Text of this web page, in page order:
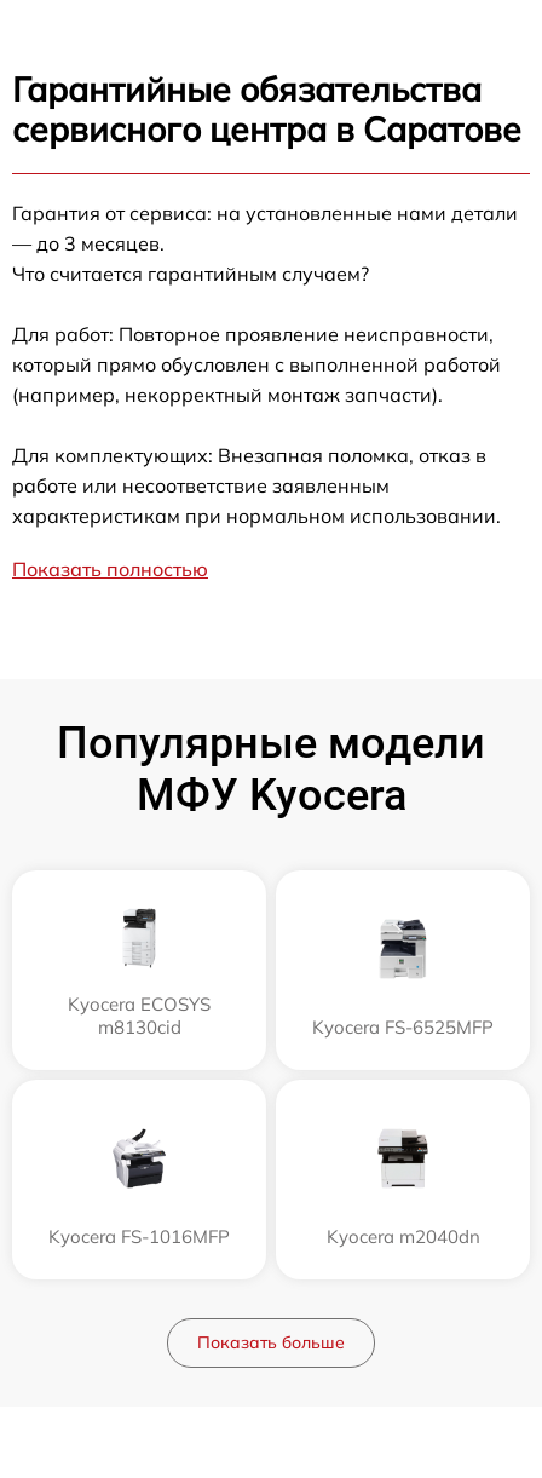
Гарантийные обязательства
сервисного центра в Саратове
Гарантия от сервиса: на установленные нами детали
— до 3 месяцев.
Что считается гарантийным случаем?
Для работ: Повторное проявление неисправности,
который прямо обусловлен с выполненной работой
(например, некорректный монтаж запчасти).
Для комплектующих: Внезапная поломка, отказ в
работе или несоответствие заявленным
характеристикам при нормальном использовании.
Показать полностью
Популярные модели
МФУ Kyocera
Kyocera ECOSYS
m8130cid
Kyocera FS-6525MFP
Kyocera FS-1016MFP Kyocera m2040dn
Показать больше